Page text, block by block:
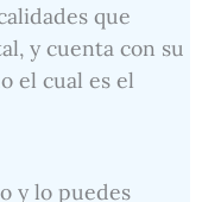
que
y cuenta con su
el cual es el
y lo puedes